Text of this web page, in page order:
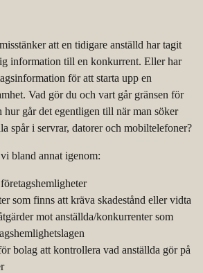
att en tidigare anställd har tagit
information till en konkurrent. Eller har
för att starta upp en
Vad gör du och vart går gränsen för
hur går det egentligen till när man söker
spår i servrar, datorer och mobiltelefoner?
bland annat igenom:
som finns att kräva skadestånd eller vidta
mot anställda/konkurrenter som
bolag att kontrollera vad anställda gör på